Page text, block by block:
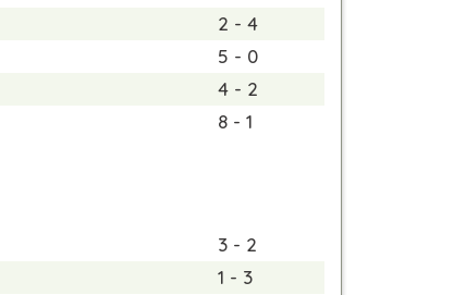
2 - 4
5 - 0
4 - 2
8 - 1
3 - 2
1 - 3